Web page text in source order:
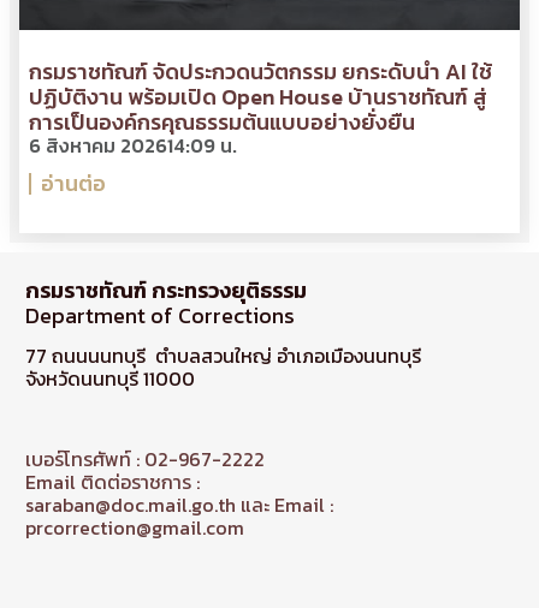
กรมราชทัณฑ์ จัดประกวดนวัตกรรม ยกระดับนำ AI ใช้
ปฏิบัติงาน พร้อมเปิด Open House บ้านราชทัณฑ์ สู่
การเป็นองค์กรคุณธรรมต้นแบบอย่างยั่งยืน
6 สิงหาคม 202614:09 น.
อ่านต่อ
กรมราชทัณฑ์ กระทรวงยุติธรรม
Department of Corrections
77 ถนนนนทบุรี ตำบลสวนใหญ่ อำเภอเมืองนนทบุรี
จังหวัดนนทบุรี 11000
เบอร์โทรศัพท์ : 02-967-2222
Email ติดต่อราชการ :
saraban@doc.mail.go.th และ Email :
prcorrection@gmail.com